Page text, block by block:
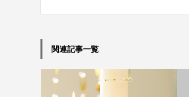
関連記事一覧